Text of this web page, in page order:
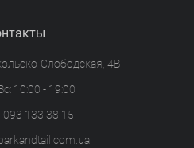
Слободская, 4В
10:00 - 19:00
093 133 38 15